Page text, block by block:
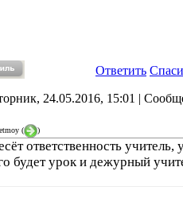
Ответить
24.05.2016, 15:01 |
( )
ответственность учитель,
будет урок и дежурный